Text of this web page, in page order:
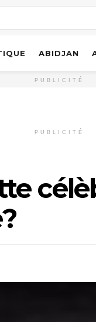
ABIDJAN
PUBLICITÉ
PUBLICITÉ